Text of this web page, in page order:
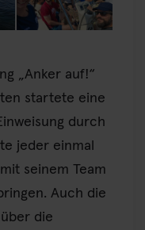
„Anker auf!“
startete eine
durch
jeder einmal
seinem Team
Auch die
die